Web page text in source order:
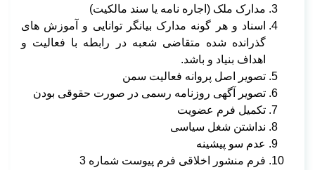
مدارک ملک (اجاره نامه یا سند مالکیت)
اسناد و هر گونه مدارک بیانگر توانایی و آموزش های
گذرانده شده متقاضی شعبه در رابطه با فعالیت و
اهداف بنیاد و باشد.
تصویر اصل پروانه فعالیت سمن
تصویر آگهی روزنامه رسمی در صورت حقوقی بودن
تکمیل فرم عضویت
نداشتن شغل سیاسی
عدم سو پیشینه
فرم منشور اخلاقی فرم پیوست شماره 3